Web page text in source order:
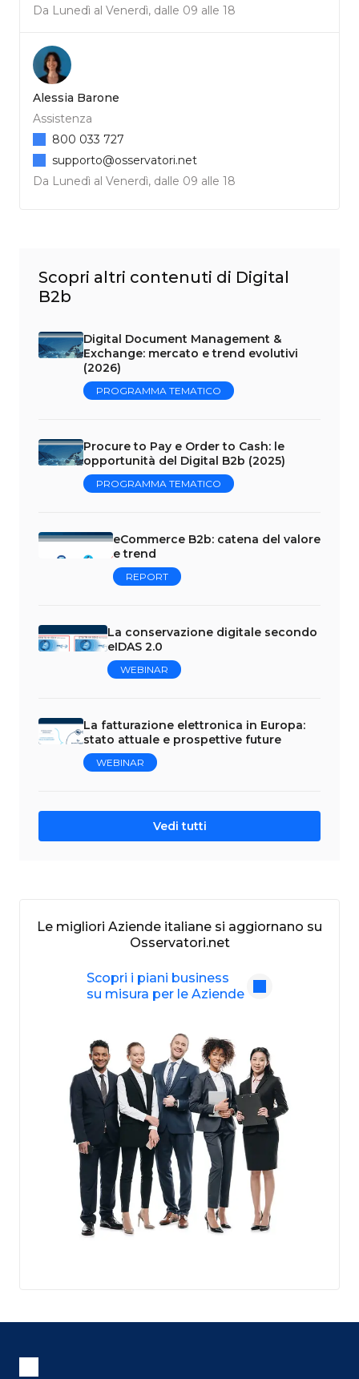
Da Lunedì al Venerdì, dalle 09 alle 18
Alessia Barone
Assistenza
Da Lunedì al Venerdì, dalle 09 alle 18
800 033 727
supporto@osservatori.net
Scopri altri contenuti di Digital
B2b
Digital Document Management &
Exchange: mercato e trend evolutivi
(2026)
PROGRAMMA TEMATICO
Procure to Pay e Order to Cash: le
opportunità del Digital B2b (2025)
PROGRAMMA TEMATICO
eCommerce B2b: catena del valore
e trend
REPORT
La conservazione digitale secondo
eIDAS 2.0
WEBINAR
La fatturazione elettronica in Europa:
stato attuale e prospettive future
WEBINAR
Vedi tutti
Le migliori Aziende italiane si aggiornano su
Osservatori.net
Scopri i piani business
su misura per le Aziende